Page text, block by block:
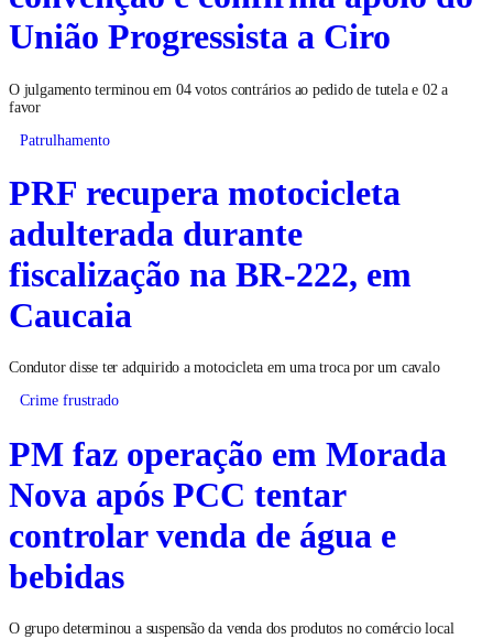
União Progressista a Ciro
O julgamento terminou em 04 votos contrários ao pedido de tutela e 02 a
favor
Patrulhamento
PRF recupera motocicleta
adulterada durante
fiscalização na BR-222, em
Caucaia
Condutor disse ter adquirido a motocicleta em uma troca por um cavalo
Crime frustrado
PM faz operação em Morada
Nova após PCC tentar
controlar venda de água e
bebidas
O grupo determinou a suspensão da venda dos produtos no comércio local